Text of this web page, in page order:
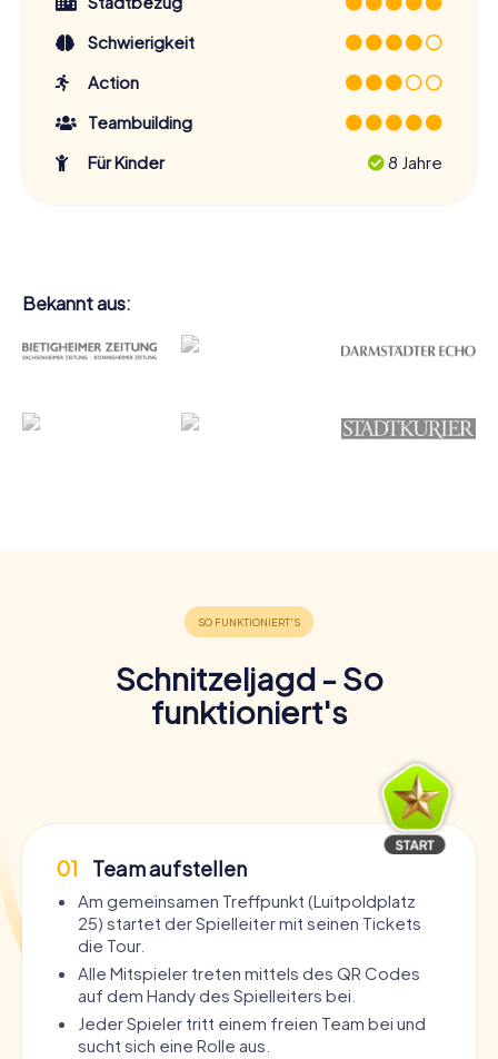
Unser Tipp
Spielt ihr in einer größeren Gruppe? Kein
Problem! Ihr könnt euer Team auch
Also, worauf wartest du noch? Tauche ein in die Welt der
Freunden oder als Teil eines Teams spielst – dieses
Abenteuer wird dir lange in Erinnerung bleiben!
Schwierigkeit
Action
Teambuilding
Für Kinder
8 Jahre
Bekannt aus:
Schnitzeljagd - So
funktioniert's
01 Team aufstellen
Am gemeinsamen Treffpunkt (Luitpoldplatz
25) startet der Spielleiter mit seinen Tickets
die Tour.
Alle Mitspieler treten mittels des QR Codes
auf dem Handy des Spielleiters bei.
Jeder Spieler tritt einem freien Team bei und
sucht sich eine Rolle aus.